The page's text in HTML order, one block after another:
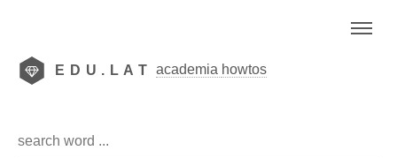
EDU.LAT academia howtos